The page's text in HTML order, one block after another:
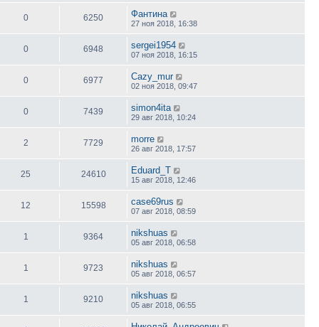
0 6250 Фантина
27 ноя 2018, 16:38
0 6948 sergei1954
07 ноя 2018, 16:15
0 6977 Cazy_mur
02 ноя 2018, 09:47
0 7439 simon4ita
29 авг 2018, 10:24
2 7729 morre
26 авг 2018, 17:57
25 24610 Eduard_T
15 авг 2018, 12:46
12 15598 case69rus
07 авг 2018, 08:59
1 9364 nikshuas
05 авг 2018, 06:58
1 9723 nikshuas
05 авг 2018, 06:57
1 9210 nikshuas
05 авг 2018, 06:55